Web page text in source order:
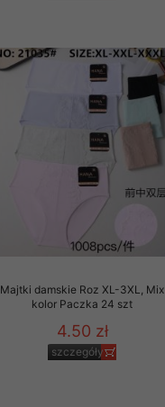
Majtki damskie Roz XL-3XL, Mix
kolor Paczka 24 szt
4.50 zł
szczegóły